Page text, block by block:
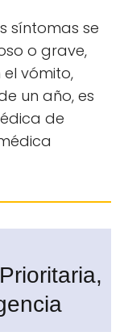
síntomas se
o grave,
vómito,
un año, es
de